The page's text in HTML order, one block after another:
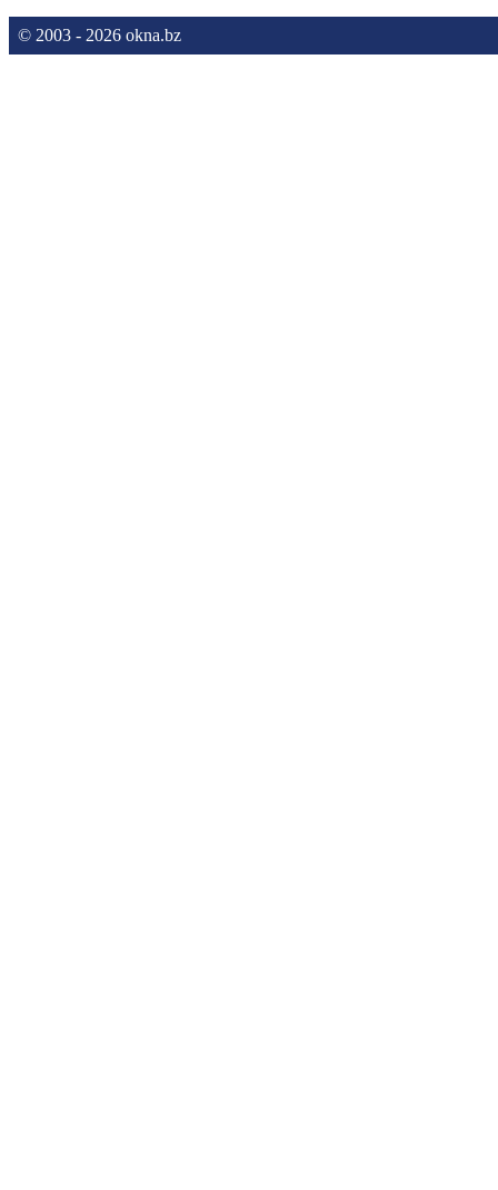
© 2003 - 2026 okna.bz